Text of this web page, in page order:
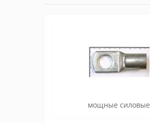
мощные силовые